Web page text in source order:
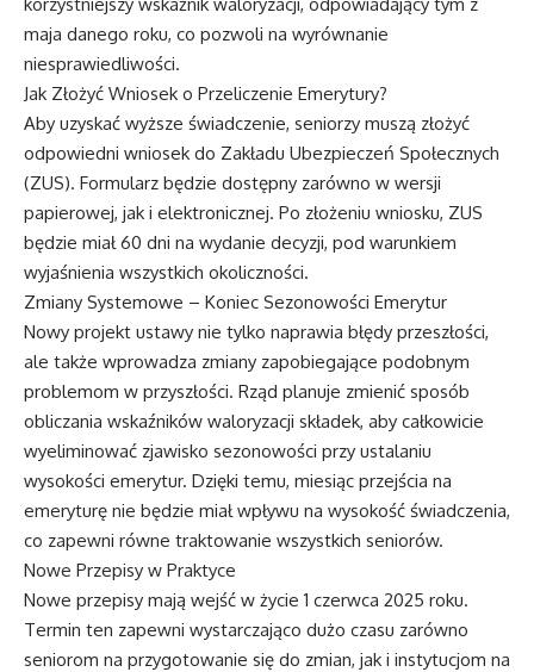
maja danego roku, co pozwoli na wyrównanie
niesprawiedliwości.
Jak Złożyć Wniosek o Przeliczenie Emerytury?
Aby uzyskać wyższe świadczenie, seniorzy muszą złożyć
odpowiedni wniosek do Zakładu Ubezpieczeń Społecznych
(ZUS). Formularz będzie dostępny zarówno w wersji
papierowej, jak i elektronicznej. Po złożeniu wniosku, ZUS
będzie miał 60 dni na wydanie decyzji, pod warunkiem
wyjaśnienia wszystkich okoliczności.
Zmiany Systemowe – Koniec Sezonowości Emerytur
Nowy projekt ustawy nie tylko naprawia błędy przeszłości,
ale także wprowadza zmiany zapobiegające podobnym
problemom w przyszłości. Rząd planuje zmienić sposób
obliczania wskaźników waloryzacji składek, aby całkowicie
wyeliminować zjawisko sezonowości przy ustalaniu
wysokości emerytur. Dzięki temu, miesiąc przejścia na
emeryturę nie będzie miał wpływu na wysokość świadczenia,
co zapewni równe traktowanie wszystkich seniorów.
Nowe Przepisy w Praktyce
Nowe przepisy mają wejść w życie 1 czerwca 2025 roku.
Termin ten zapewni wystarczająco dużo czasu zarówno
seniorom na przygotowanie się do zmian, jak i instytucjom na